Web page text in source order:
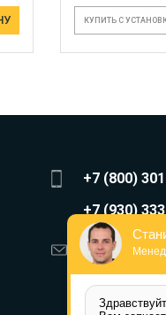
КУПИТЬ С
+7 (800)
+7 (930)
reductor-